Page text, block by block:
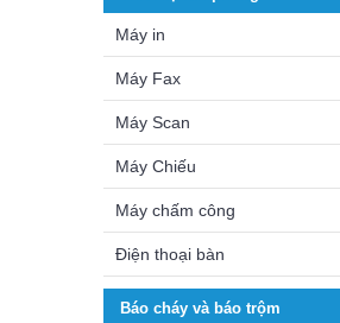
Máy in
Máy Fax
Máy Scan
Máy Chiếu
Máy chấm công
Điện thoại bàn
Báo cháy và báo trộm
3,200,000₫